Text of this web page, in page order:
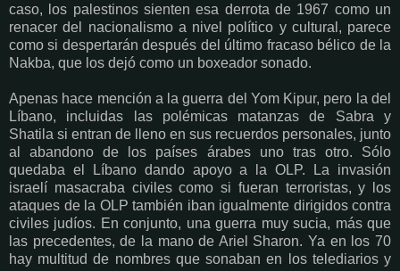
caso, los palestinos sienten esa derrota de 1967 como un
renacer del nacionalismo a nivel político y cultural, parece
como si despertarán después del último fracaso bélico de la
Nakba, que los dejó como un boxeador sonado.
Apenas hace mención a la guerra del Yom Kipur, pero la del
Líbano, incluidas las polémicas matanzas de Sabra y
Shatila si entran de lleno en sus recuerdos personales, junto
al abandono de los países árabes uno tras otro. Sólo
quedaba el Líbano dando apoyo a la OLP. La invasión
israelí masacraba civiles como si fueran terroristas, y los
ataques de la OLP también iban igualmente dirigidos contra
civiles judíos. En conjunto, una guerra muy sucia, más que
las precedentes, de la mano de Ariel Sharon. Ya en los 70
hay multitud de nombres que sonaban en los telediarios y